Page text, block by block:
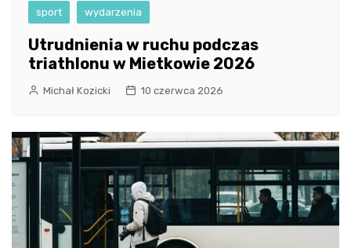
sport wydarzenia
Utrudnienia w ruchu podczas
triathlonu w Mietkowie 2026
Michał Kozicki 10 czerwca 2026